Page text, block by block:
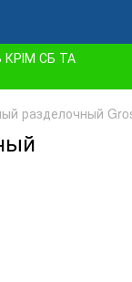
СБ ТА
разделочный